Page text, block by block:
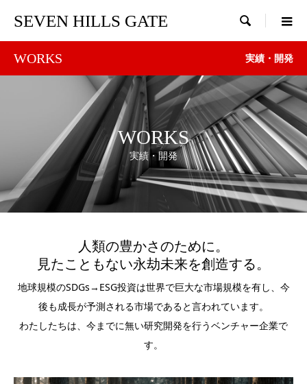
SEVEN HILLS GATE 
WORKS 実績・開発
WORKS
実績・開発
人類の豊かさのために。
見たこともない永劫未来を創造する。
地球規模のSDGs→ESG投資は世界で巨大な市場規模を有し、今
後も成長が予測される市場であると言われています。
わたしたちは、今までに無い研究開発を行うベンチャー企業で
す。